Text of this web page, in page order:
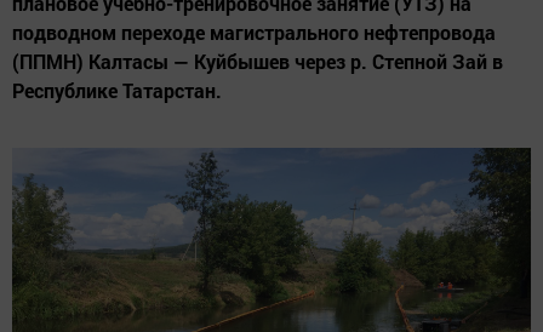
подводном переходе магистрального нефтепровода
(ППМН) Калтасы — Куйбышев через р. Степной Зай в
Республике Татарстан.